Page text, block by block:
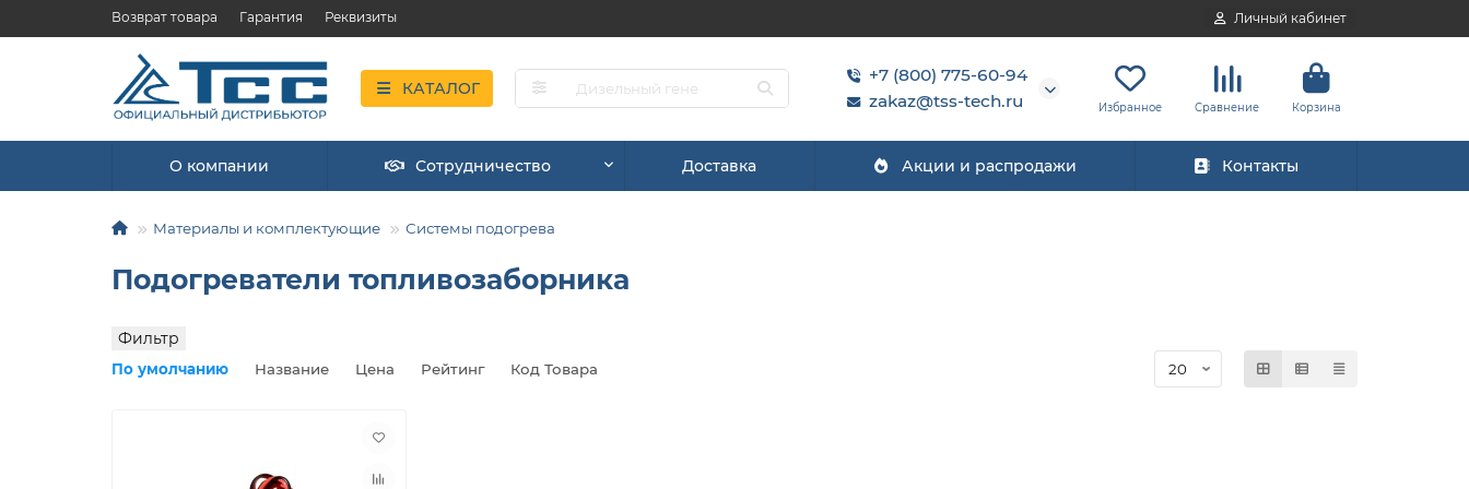
Возврат товара Гарантия Реквизиты Личный кабинет
КАТАЛОГ
+7 (800) 775-60-94
zakaz@tss-tech.ru
Избранное Сравнение Корзина
О компании Сотрудничество Доставка Акции и распродажи Контакты
Материалы и комплектующие Системы подогрева
Подогреватели топливозаборника
Фильтр
По умолчанию Название Цена Рейтинг Код Товара